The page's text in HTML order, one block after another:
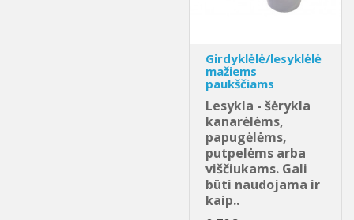
Girdyklėlė/lesyklėlė
mažiems
paukščiams
Lesykla - šėrykla
kanarėlėms,
papugėlėms,
putpelėms arba
viščiukams. Gali
būti naudojama ir
kaip..